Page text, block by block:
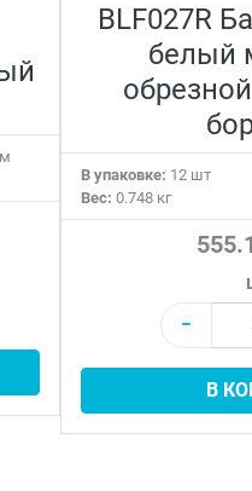
BLF027R
белый
В упаковке: 12 шт
Вес: 0.748 кг
−
В